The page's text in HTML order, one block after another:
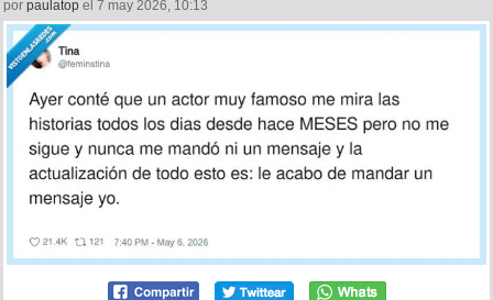
por paulatop el 7 may 2026, 10:13